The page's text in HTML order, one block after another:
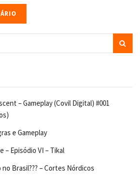
– Gameplay (Covil Digital) #001
e Gameplay
– Episódio VI – Tikal
Brasil??? – Cortes Nórdicos